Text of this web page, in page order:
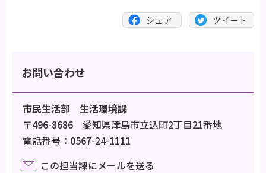
お問い合わせ
市民生活部 生活環境課
〒496-8686 愛知県津島市立込町2丁目21番地
電話番号：0567-24-1111
この担当課にメールを送る